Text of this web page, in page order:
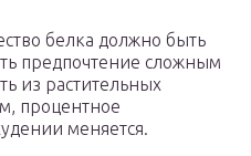
белка должно быть
предпочтение сложным
из растительных
процентное
меняется.